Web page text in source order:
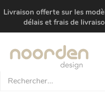
Livraison offerte sur les
délais et frais de